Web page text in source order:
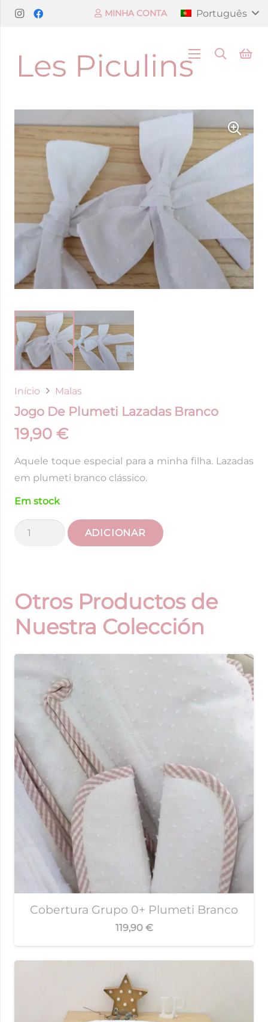
MINHA CONTA Português
Início Malas
Jogo De Plumeti Lazadas Branco
19,90 €
Aquele toque especial para a minha filha. Lazadas
em plumeti branco clássico.
Em stock
Quantidade
Plumeti
Lazadas
Branco
ADICIONAR
Otros Productos de
Nuestra Colección
Cobertura Grupo 0+ Plumeti Branco
119,90 €